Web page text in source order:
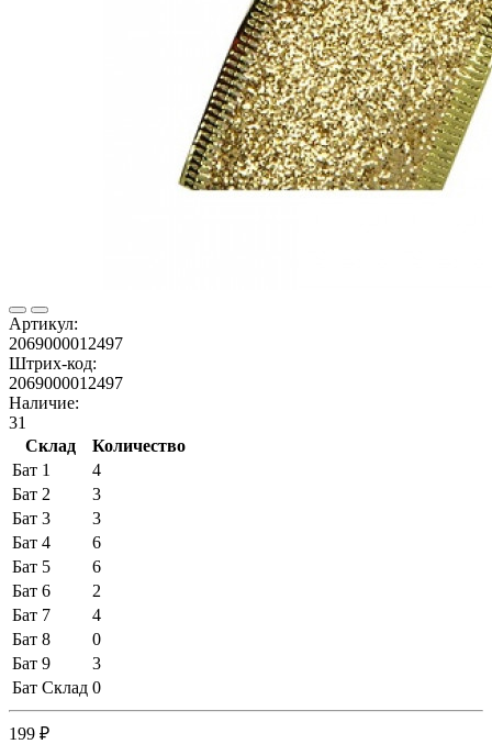
Артикул:
2069000012497
Штрих-код:
2069000012497
Наличие:
31
Склад
Количество
Бат 1
4
Бат 2
3
Бат 3
3
Бат 4
6
Бат 5
6
Бат 6
2
Бат 7
4
Бат 8
0
Бат 9
3
Бат Склад 0
199 ₽